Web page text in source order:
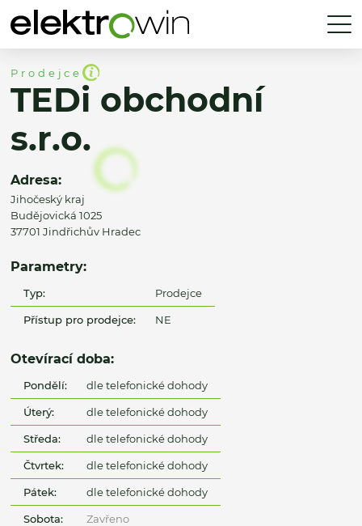
Prodejce
TEDi obchodní
s.r.o.
Adresa:
Jihočeský kraj
Budějovická 1025
37701 Jindřichův Hradec
Parametry:
Typ: Prodejce
Přístup pro prodejce: NE
Otevírací doba:
Pondělí: dle telefonické dohody
Úterý: dle telefonické dohody
Středa: dle telefonické dohody
Čtvrtek: dle telefonické dohody
Pátek: dle telefonické dohody
Sobota: Zavřeno